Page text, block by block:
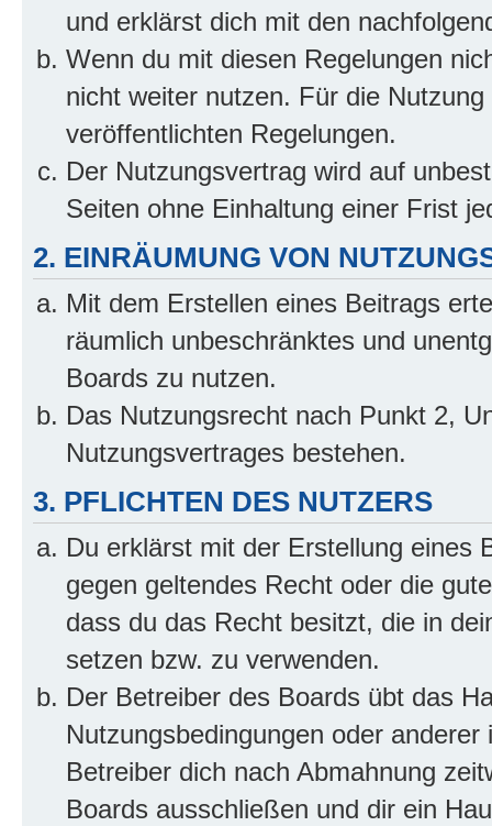
und erklärst dich mit den
Wenn du mit diesen Regelungen
nicht weiter nutzen. Für die
veröffentlichten Regelungen.
Der Nutzungsvertrag wird auf
Seiten ohne Einhaltung einer Frist
2. EINRÄUMUNG VON
Mit dem Erstellen eines Beitrags
räumlich unbeschränktes und
Boards zu nutzen.
Das Nutzungsrecht nach Punkt 2,
Nutzungsvertrages bestehen.
3. PFLICHTEN DES NUTZERS
Du erklärst mit der Erstellung eines
gegen geltendes Recht oder die
dass du das Recht besitzt, die in
setzen bzw. zu verwenden.
Der Betreiber des Boards übt das
Nutzungsbedingungen oder
Betreiber dich nach Abmahnung
Boards ausschließen und dir ein